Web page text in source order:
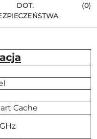
DOT.
(0)
Cache